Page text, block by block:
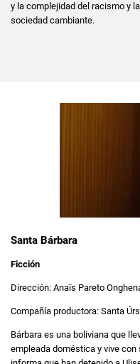
y la complejidad del racismo y
sociedad cambiante.
Santa Bárbara
Ficción
Dirección: Anaïs Pareto
Compañía productora: Santa
Bárbara es una boliviana que
empleada doméstica y vive